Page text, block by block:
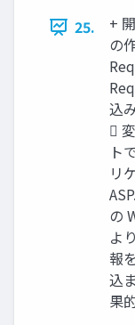
25.
+
の
込

ト
リ
の
よ
報
込
果